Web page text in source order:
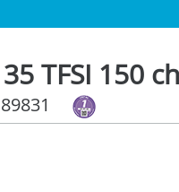
TFSI 150